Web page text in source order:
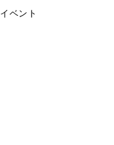
イベント